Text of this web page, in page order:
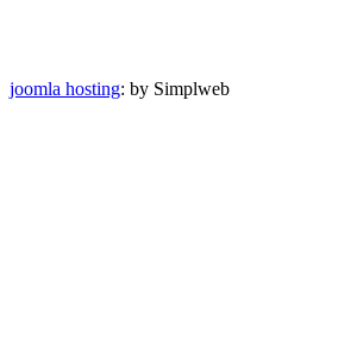
joomla hosting: by Simplweb